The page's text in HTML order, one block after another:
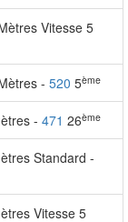
Vitesse 5
- 520 5ème
- 471 26ème
Standard -
Vitesse 5